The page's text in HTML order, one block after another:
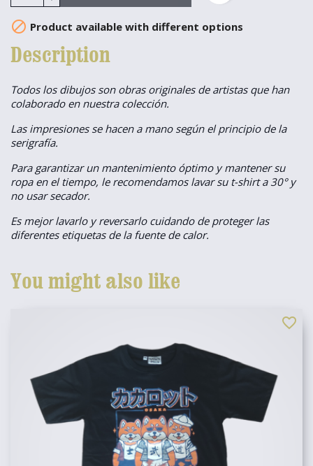
 Product available with different options
Description
Todos los dibujos son obras originales de artistas que han
colaborado en nuestra colección.
Las impresiones se hacen a mano según el principio de la
serigrafía.
Para garantizar un mantenimiento óptimo y mantener su
ropa en el tiempo, le recomendamos lavar su t-shirt a 30° y
no usar secador.
Es mejor lavarlo y reversarlo cuidando de proteger las
diferentes etiquetas de la fuente de calor.
You might also like
favorite_border